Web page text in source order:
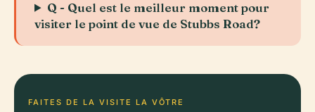
Q - Quel est le meilleur moment pour
visiter le point de vue de Stubbs Road?
FAITES DE LA VISITE LA VÔTRE